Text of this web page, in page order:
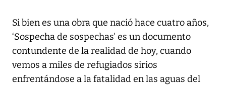
Si bien es una obra que nació hace cuatro años,
‘Sospecha de sospechas' es un documento
contundente de la realidad de hoy, cuando
vemos a miles de refugiados sirios
enfrentándose a la fatalidad en las aguas del